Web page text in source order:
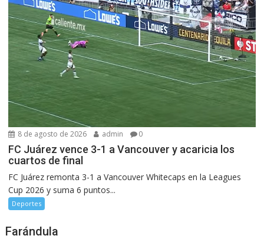
8 de agosto de 2026 admin 0
FC Juárez vence 3-1 a Vancouver y acaricia los
cuartos de final
FC Juárez remonta 3-1 a Vancouver Whitecaps en la Leagues
Cup 2026 y suma 6 puntos...
Deportes
Farándula